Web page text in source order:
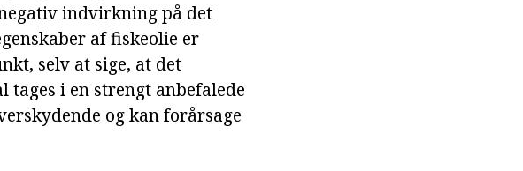
indvirkning på det
af fiskeolie er
selv at sige, at det
i en strengt anbefalede
og kan forårsage